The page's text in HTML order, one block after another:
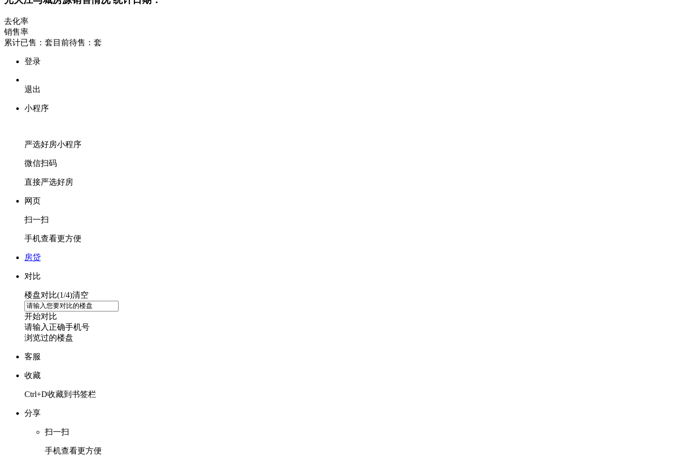
去化率
销售率
累计已售： 套 目前待售： 套
登录
退出
小程序
严选好房小程序
微信扫码
直接严选好房
网页
扫一扫
手机查看更方便
房贷
对比
楼盘对比(1/4)清空
开始对比
请输入正确手机号
浏览过的楼盘
客服
收藏
Ctrl+D收藏到书签栏
分享
扫一扫
手机查看更方便